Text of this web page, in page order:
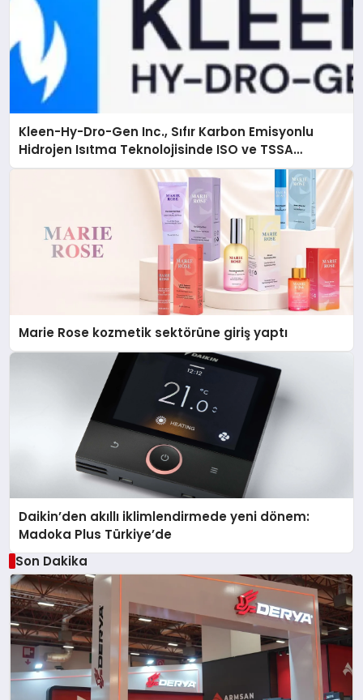
Kleen-Hy-Dro-Gen Inc., Sıfır Karbon Emisyonlu
Hidrojen Isıtma Teknolojisinde ISO ve TSSA
Düzenleyici Onaylarını Aldı
Marie Rose kozmetik sektörüne giriş yaptı
Daikin’den akıllı iklimlendirmede yeni dönem:
Madoka Plus Türkiye’de
Son Dakika